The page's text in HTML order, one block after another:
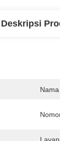
Deskripsi